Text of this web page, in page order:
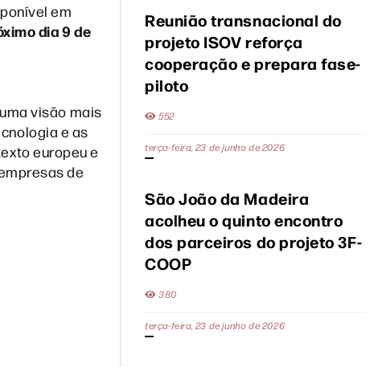
em
dia 9 de
visão mais
e as
europeu e
de
Reunião transnacional do
projeto ISOV reforça
cooperação e prepara fase-
piloto
552
terça-feira, 23 de junho de 2026
São João da Madeira
acolheu o quinto encontro
dos parceiros do projeto 3F-
COOP
380
terça-feira, 23 de junho de 2026